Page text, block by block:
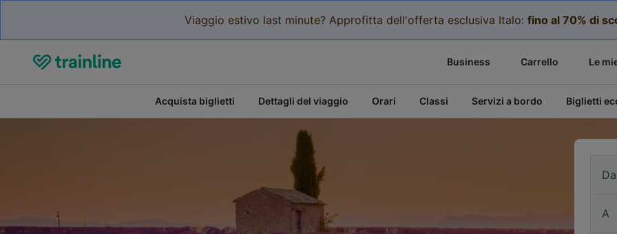
Viaggio estivo last minute? Approfitta dell'offerta esclusiva Italo: fino al 70% di
Business Carrello Le
Acquista biglietti Dettagli del viaggio Orari Classi Servizi a bordo Biglietti
Da
A